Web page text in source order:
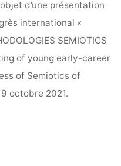
d’une présentation
international «
SEMIOTICS
of young early-career
of Semiotics of
octobre 2021.